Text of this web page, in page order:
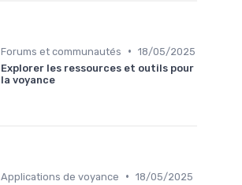
Forums et communautés • 18/05/2025
Explorer les ressources et outils pour
la voyance
Applications de voyance • 18/05/2025